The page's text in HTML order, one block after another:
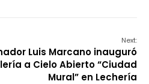
Next:
Luis Marcano inauguró
a Cielo Abierto “Ciudad
Mural” en Lechería